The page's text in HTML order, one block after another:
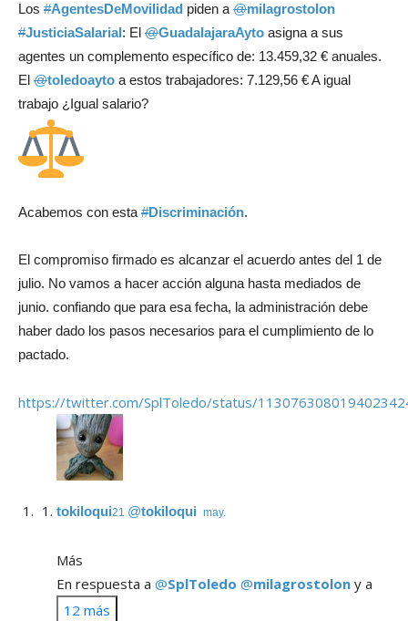
Los #AgentesDeMovilidad piden a @milagrostolon
#JusticiaSalarial: El @GuadalajaraAyto asigna a sus
agentes un complemento específico de: 13.459,32 € anuales.
El @toledoayto a estos trabajadores: 7.129,56 € A igual
trabajo ¿Igual salario?
Acabemos con esta #Discriminación.
El compromiso firmado es alcanzar el acuerdo antes del 1 de
julio. No vamos a hacer acción alguna hasta mediados de
junio. confiando que para esa fecha, la administración debe
haber dado los pasos necesarios para el cumplimiento de lo
pactado.
https://twitter.com/SplToledo/status/
tokiloqui @tokiloqui 21 may.
Más
En respuesta a @SplToledo @milagrostolon y a
12 más